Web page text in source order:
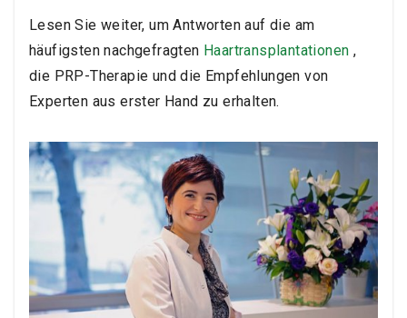
Lesen Sie weiter, um Antworten auf die am
häufigsten nachgefragten Haartransplantationen ,
die PRP-Therapie und die Empfehlungen von
Experten aus erster Hand zu erhalten.